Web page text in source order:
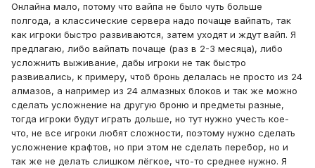
Онлайна мало, потому что вайпа не было чуть больше
полгода, а классические сервера надо почаще вайпать, так
как игроки быстро развиваются, затем уходят и ждут вайп. Я
предлагаю, либо вайпать почаще (раз в 2-3 месяца), либо
усложнить выживание, дабы игроки не так быстро
развивались, к примеру, чтоб бронь делалась не просто из 24
алмазов, а например из 24 алмазных блоков и так же можно
сделать усложнение на другую броню и предметы разные,
тогда игроки будут играть дольше, но тут нужно учесть кое-
что, не все игроки любят сложности, поэтому нужно сделать
усложнение крафтов, но при этом не сделать перебор, но и
так же не делать слишком лёгкое, что-то среднее нужно. Я